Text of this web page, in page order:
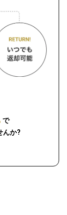
で
んか?